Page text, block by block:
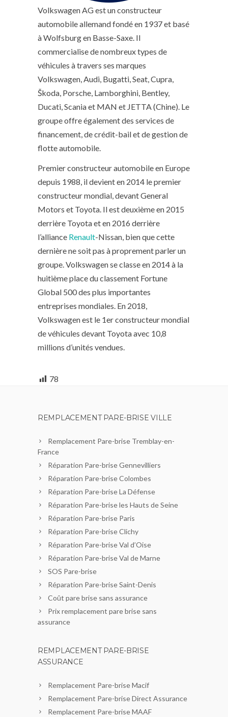
Volkswagen AG est un constructeur
automobile allemand fondé en 1937 et basé
à Wolfsburg en Basse-Saxe. Il
commercialise de nombreux types de
véhicules à travers ses marques
Volkswagen, Audi, Bugatti, Seat, Cupra,
Škoda, Porsche, Lamborghini, Bentley,
Ducati, Scania et MAN et JETTA (Chine). Le
groupe offre également des services de
financement, de crédit-bail et de gestion de
flotte automobile.
Premier constructeur automobile en Europe
depuis 1988, il devient en 2014 le premier
constructeur mondial, devant General
Motors et Toyota. Il est deuxième en 2015
derrière Toyota et en 2016 derrière
l’alliance Renault-Nissan, bien que cette
dernière ne soit pas à proprement parler un
groupe. Volkswagen se classe en 2014 à la
huitième place du classement Fortune
Global 500 des plus importantes
entreprises mondiales. En 2018,
Volkswagen est le 1er constructeur mondial
de véhicules devant Toyota avec 10,8
millions d’unités vendues.
78
REMPLACEMENT PARE-BRISE VILLE
Remplacement Pare-brise Tremblay-en-
France
Réparation Pare-brise Gennevilliers
Réparation Pare-brise Colombes
Réparation Pare-brise La Défense
Réparation Pare-brise les Hauts de Seine
Réparation Pare-brise Paris
Réparation Pare-brise Clichy
Réparation Pare-brise Val d’Oise
Réparation Pare-brise Val de Marne
SOS Pare-brise
Réparation Pare-brise Saint-Denis
Coût pare brise sans assurance
Prix remplacement pare brise sans
assurance
REMPLACEMENT PARE-BRISE
ASSURANCE
Remplacement Pare-brise Macif
Remplacement Pare-brise Direct Assurance
Remplacement Pare-brise MAAF